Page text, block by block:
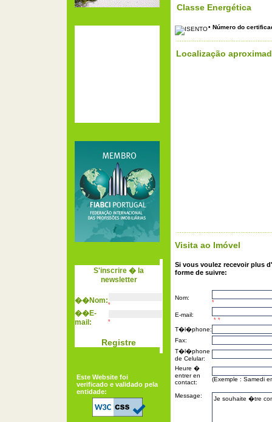
S'inscrire � la
newsletter
��Nom:*
��E-
mail:
*
Registre
Este Website foi
verificado e validado pela
entidade:
Classe Energética
• Número do
Localização
Visita ao Imóvel
Si vous voulez recevoir plus
forme de suivre:
Nom:
*
E-mail:
* *
T�l�phone:
Fax:
T�l�phone
de Celular:
Heure �
entrer en
contact:
(Exemple : Samedi
Message: